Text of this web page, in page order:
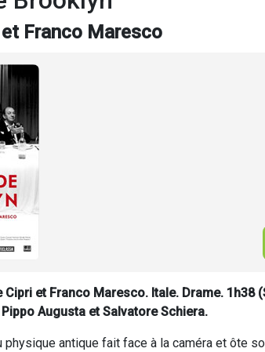
et Franco Maresco
Cipri et Franco Maresco. Itale. Drame. 1h38
Augusta et Salvatore Schiera.
physique antique fait face à la caméra et ôte